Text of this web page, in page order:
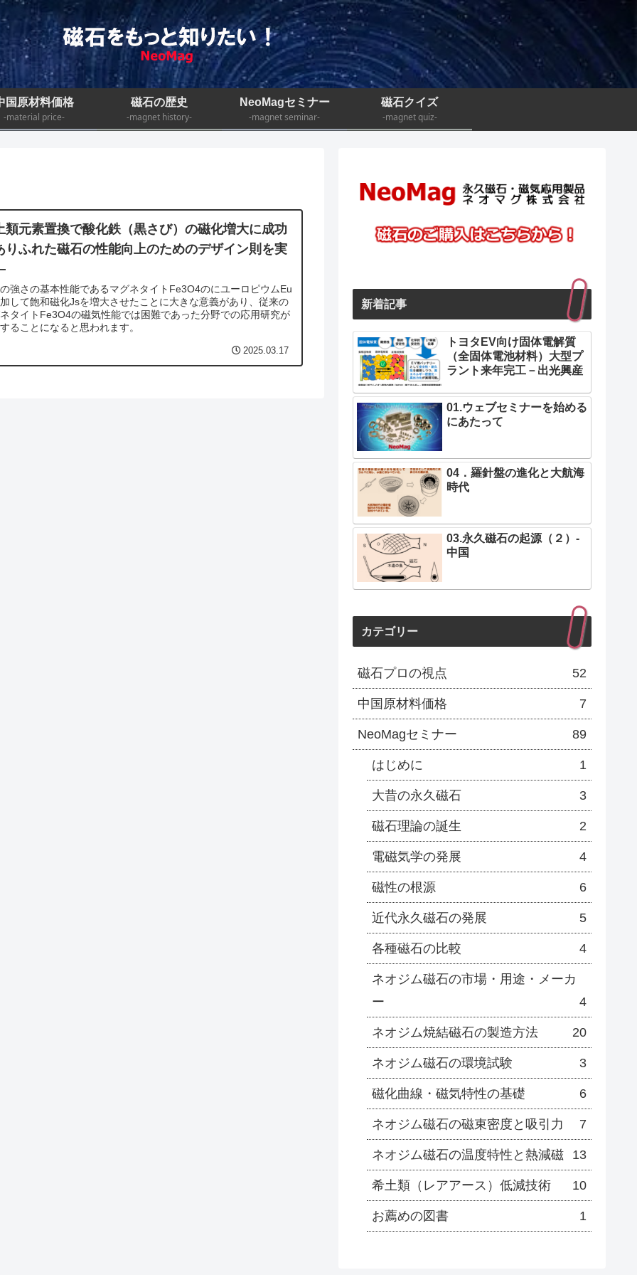
国原材料価格
-material price-
磁石の歴史
-magnet history-
NeoMagセミナー
-magnet seminar-
磁石クイズ
-magnet quiz-
類元素置換で酸化鉄（黒さび）の磁化増大に成功
ふれた磁石の性能向上のためのデザイン則を実
強さの基本性能であるマグネタイトFe3O4のにユーロピウムEu
して飽和磁化Jsを増大させたことに大きな意義があり、従来の
タイトFe3O4の磁気性能では困難であった分野での応用研究が
ることになると思われます。
2025.03.17
新着記事
トヨタEV向け固体電解質
（全固体電池材料）大型プ
ラント来年完工－出光興産
01.ウェブセミナーを始める
にあたって
04．羅針盤の進化と大航海
時代
03.永久磁石の起源（２）-
中国
カテゴリー
磁石プロの視点 52
中国原材料価格 7
NeoMagセミナー 89
はじめに 1
大昔の永久磁石 3
磁石理論の誕生 2
電磁気学の発展 4
磁性の根源 6
近代永久磁石の発展 5
各種磁石の比較 4
ネオジム磁石の市場・用途・メーカ
ー
4
ネオジム焼結磁石の製造方法 20
ネオジム磁石の環境試験 3
磁化曲線・磁気特性の基礎 6
ネオジム磁石の磁束密度と吸引力 7
ネオジム磁石の温度特性と熱減磁 13
希土類（レアアース）低減技術 10
お薦めの図書 1